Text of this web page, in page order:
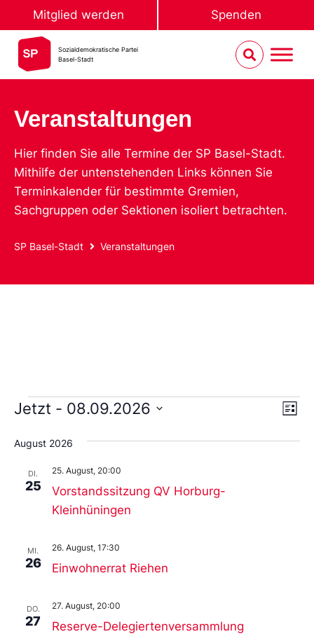
Mitglied werden Spenden
Sozialdemokratische Partei
Basel-Stadt
Veranstaltungen
Hier finden Sie alle Termine der SP Basel-Stadt.
Mithilfe der untenstehenden Links können Sie
Terminkalender für bestimmte Gremien,
Sachgruppen oder Sektionen isoliert betrachten.
SP Basel-Stadt Veranstaltungen
Liste
Jetzt - 08.09.2026
Sie
das
aus.
August 2026
DI.
25
Vorstandssitzung QV Horburg-
Kleinhüningen
25. August, 20:00
MI.
26 Einwohnerrat Riehen
26. August, 17:30
DO.
27 Reserve-Delegiertenversammlung
27. August, 20:00